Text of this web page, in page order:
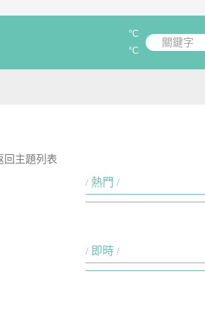
關鍵字
°C
°C
回主題列表
熱門
即時